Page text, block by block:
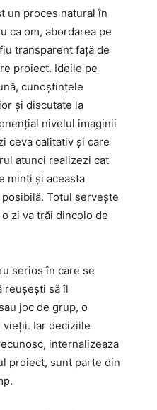
un proces natural în
ca om, abordarea pe
transparent față de
proiect. Ideile pe
cunoștințele
și discutate la
nivelul imaginii
ceva calitativ și care
atunci realizezi cat
minți și aceasta
Totul servește
zi va trăi dincolo de
serios în care se
reușești să îl
joc de grup, o
Iar deciziile
internalizeaza
proiect, sunt parte din